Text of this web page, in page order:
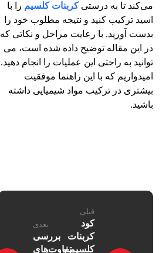
می‌کند تا به درستیکربنات کلسیم را با
اسید ترکیب کنید و نتیجه مطلوب خود را
بدست آورید. با رعایت مراحل و نکاتی که
در این مقاله توضیح داده شده است، می
توانید به راحتی این عملیات را انجام دهید.
امیدواریم که با این راهنما موفقیت
بیشتری در ترکیب مواد شیمیایی داشته
باشید.
قبلی
کود
کربنات
کلسیم و
بعدی
بررسی
تفاوت‌های